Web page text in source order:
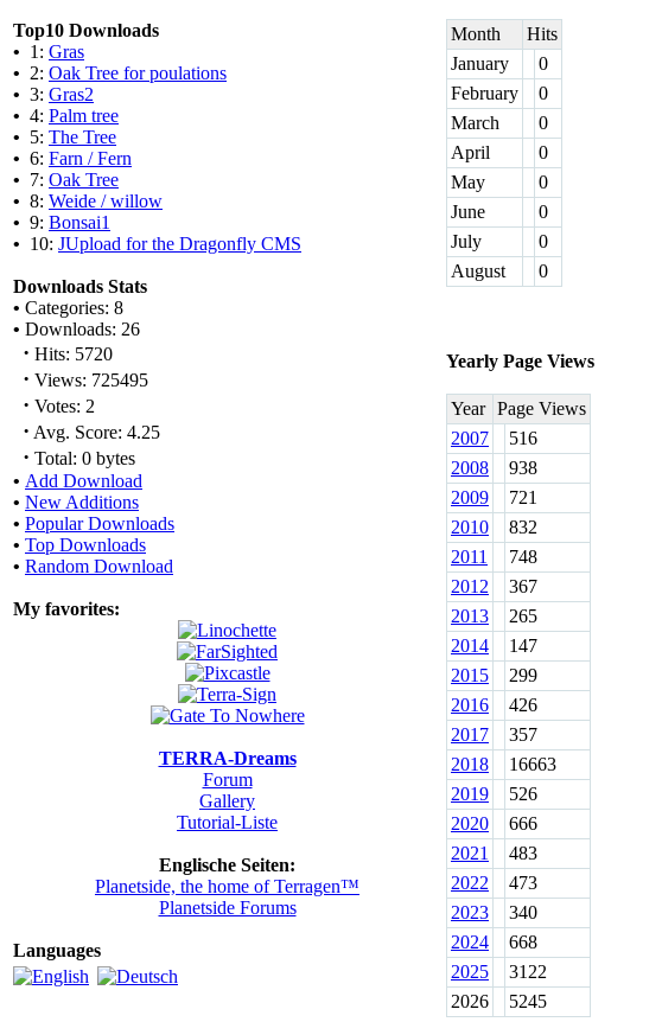
Top10 Downloads
• 1: Gras
• 2: Oak Tree for poulations
• 3: Gras2
• 4: Palm tree
• 5: The Tree
• 6: Farn / Fern
• 7: Oak Tree
• 8: Weide / willow
• 9: Bonsai1
• 10: JUpload for the Dragonfly CMS
Downloads Stats
• Categories: 8
• Downloads: 26
· Hits: 5720
· Views: 725495
· Votes: 2
· Avg. Score: 4.25
· Total: 0 bytes
• Add Download
• New Additions
• Popular Downloads
• Top Downloads
• Random Download
My favorites:
TERRA-Dreams
Forum
Gallery
Tutorial-Liste
Englische Seiten:
Planetside, the home of Terragen™
Planetside Forums
Languages
Month
Hits
January
0
February
0
March
0
April
0
May
0
June
0
July
0
August
0
Yearly Page Views
Year Page Views
2007
516
2008
938
2009
721
2010
832
2011
748
2012
367
2013
265
2014
147
2015
299
2016
426
2017
357
2018
16663
2019
526
2020
666
2021
483
2022
473
2023
340
2024
668
2025
3122
2026
5245